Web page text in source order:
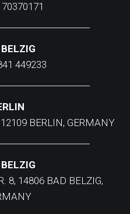
449233
BERLIN, GERMANY
8, 14806 BAD BELZIG,